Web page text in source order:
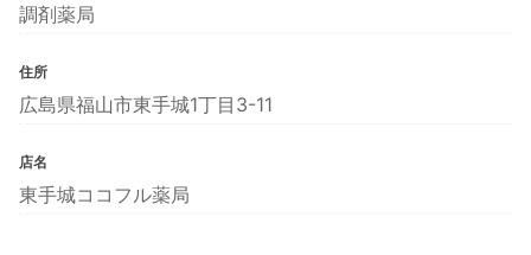
調剤薬局
住所
広島県福山市東手城1丁目3-11
店名
東手城ココフル薬局